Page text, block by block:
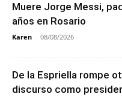
Muere Jorge Messi,
años en Rosario
Karen - 08/08/2026
De la Espriella rompe
discurso como